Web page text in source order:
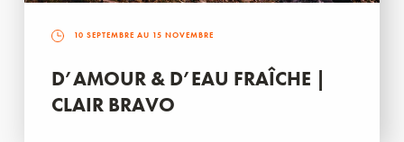
10 SEPTEMBRE AU 15 NOVEMBRE
D’AMOUR & D’EAU FRAÎCHE |
CLAIR BRAVO